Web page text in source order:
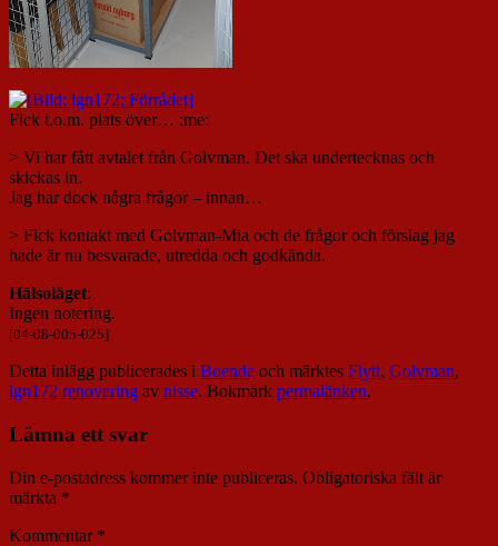
Fick t.o.m. plats över… :me:
> Vi har fått avtalet från Golvman. Det ska undertecknas och
skickas in.
Jag har dock några frågor – innan…
> Fick kontakt med Golvman-Mia och de frågor och förslag jag
hade är nu besvarade, utredda och godkända.
Hälsoläget:
Ingen notering.
[04-08-005-025]
Detta inlägg publicerades i Boende och märktes Flytt, Golvman,
lgn172 renovering av nisse. Bokmärk permalänken.
Lämna ett svar
Din e-postadress kommer inte publiceras. Obligatoriska fält är
märkta *
Kommentar *